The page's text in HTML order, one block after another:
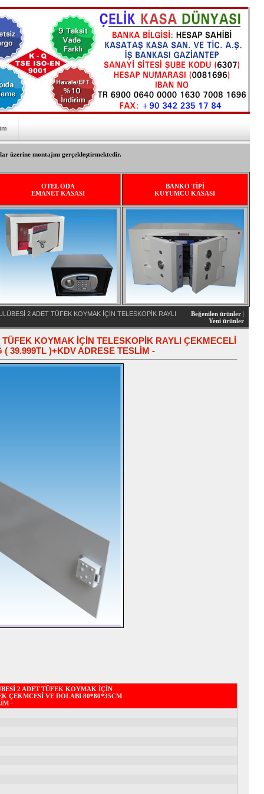
üzerine montajını gerçekleştirmektedir.
OTEL ODA
EMANET KASASI
BANKO TİPİ
KUYUMCU KASASI
2 ADET TÜFEK KOYMAK İÇİN TELESKOPİK RAYLI
Beğenilen ürünler
Yeni ürünler
KOYMAK İÇİN TELESKOPİK RAYLI ÇEKMECELİ
39.999TL )+KDV ADRESE TESLİM -
2 ADET TÜFEK KOYMAK İÇİN
ÇEKMCESİ VE DOLABI 80*80*35CM
-